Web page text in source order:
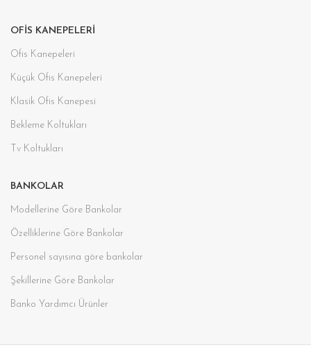
OFIS KANEPELERI
Ofis Kanepeleri
Küçük Ofis Kanepeleri
Klasik Ofis Kanepesi
Bekleme Koltukları
Tv Koltukları
BANKOLAR
Modellerine Göre Bankolar
Özelliklerine Göre Bankolar
Personel sayısına göre bankolar
Şekillerine Göre Bankolar
Banko Yardımcı Ürünler